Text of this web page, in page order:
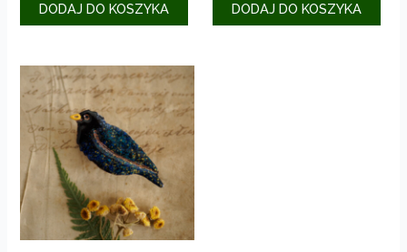
DODAJ DO KOSZYKA DODAJ DO KOSZYKA